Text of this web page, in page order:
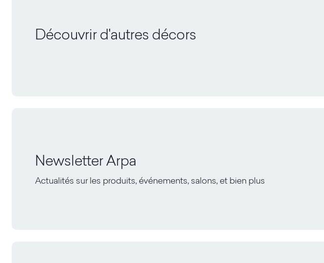
Découvrir d'autres décors
Newsletter Arpa
Actualités sur les produits, événements, salons, et bien plus